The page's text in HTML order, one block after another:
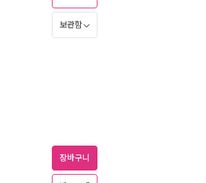
보관함
장바구니